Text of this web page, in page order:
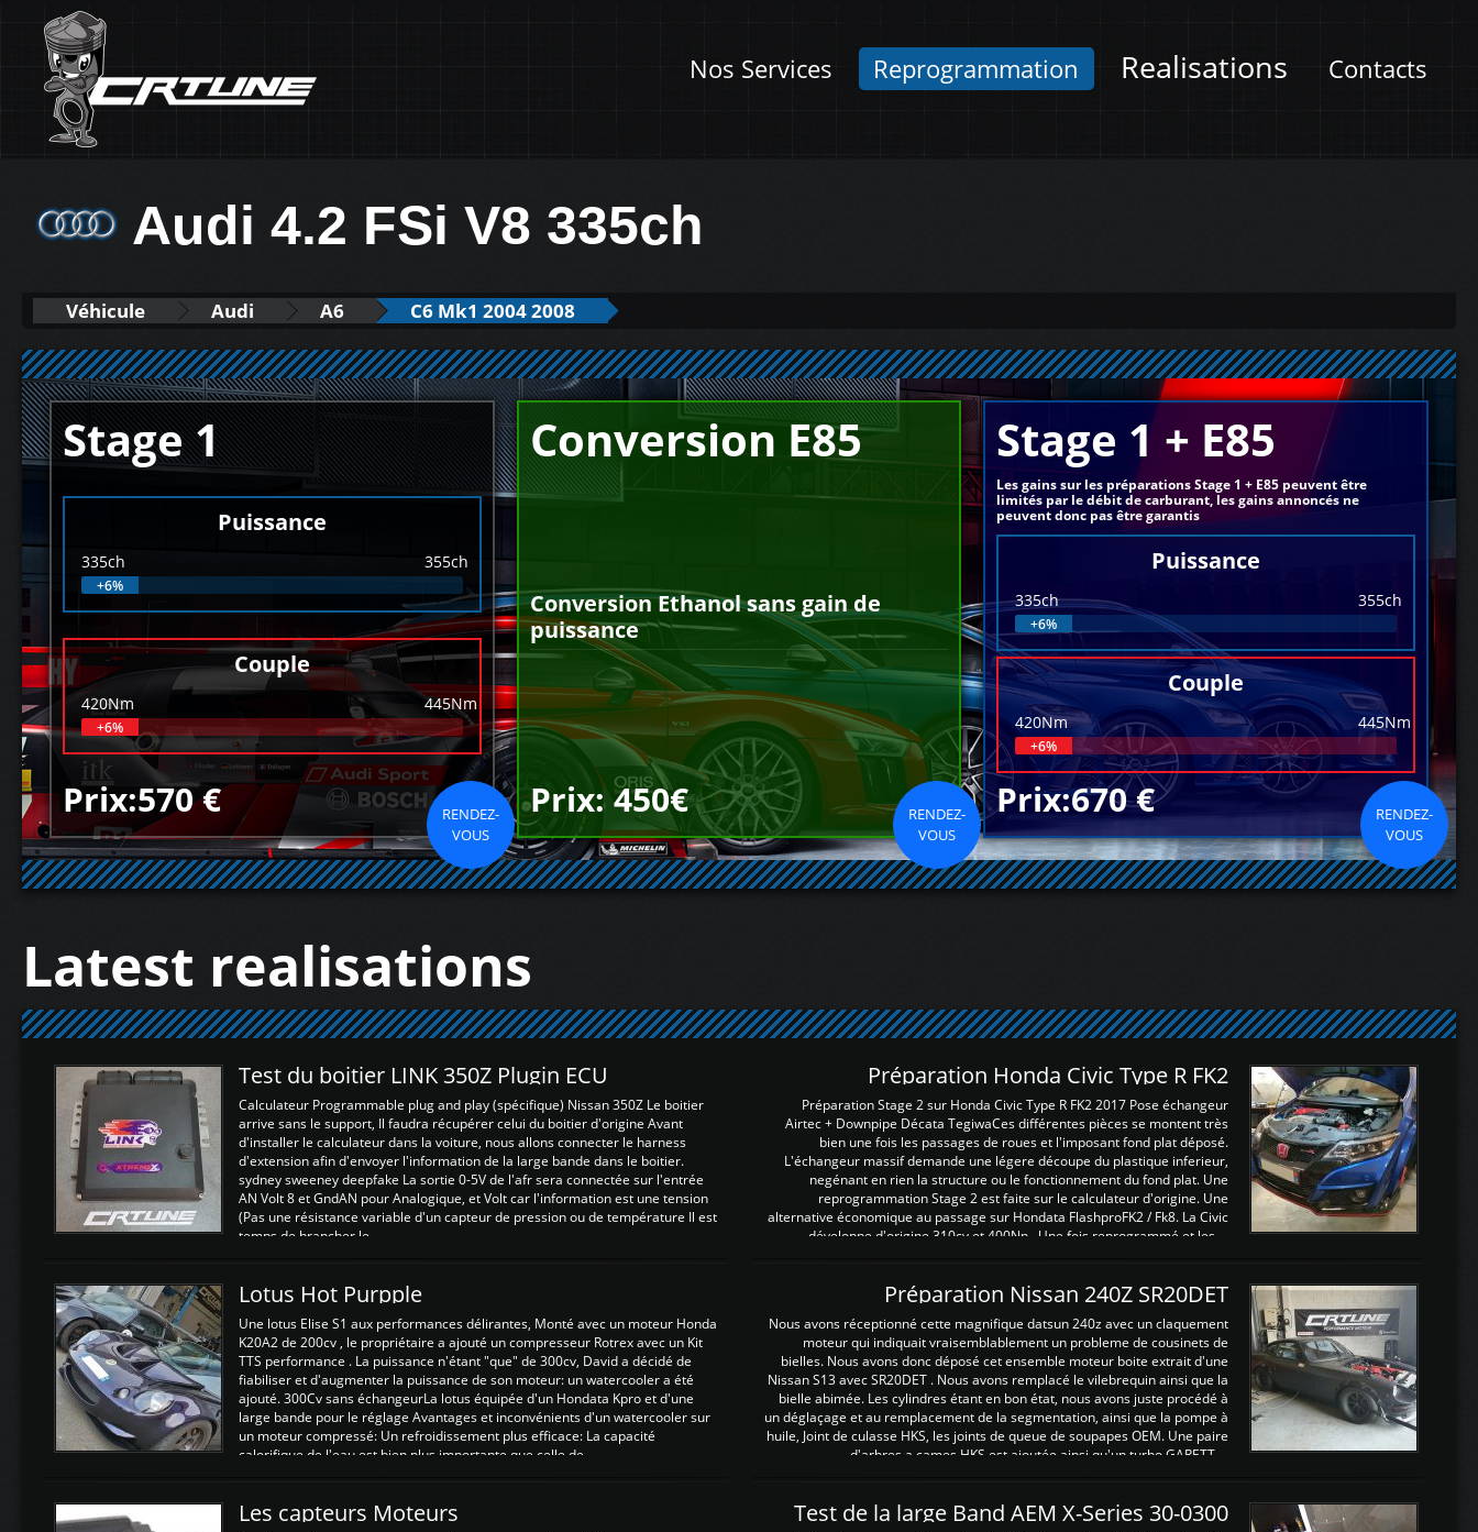
Nos Services Reprogrammation Realisations Contacts
Audi 4.2 FSi V8 335ch
Véhicule Audi A6 C6 Mk1 2004 2008
Stage 1
Puissance
335ch 355ch
+6%
Couple
420Nm 445Nm
+6%
Prix:570 €
RENDEZ-
VOUS
Conversion E85
Conversion Ethanol sans gain de
puissance
Prix: 450€
RENDEZ-
VOUS
Stage 1 + E85
Les gains sur les préparations Stage 1 + E85 peuvent être
limités par le débit de carburant, les gains annoncés ne
peuvent donc pas être garantis
Puissance
335ch 355ch
+6%
Couple
420Nm 445Nm
+6%
Prix:670 €
RENDEZ-
VOUS
Latest realisations
Test du boitier LINK 350Z Plugin ECU
Calculateur Programmable plug and play (spécifique) Nissan 350Z Le boitier
arrive sans le support, Il faudra récupérer celui du boitier d'origine Avant
d'installer le calculateur dans la voiture, nous allons connecter le harness
d'extension afin d'envoyer l'information de la large bande dans le boitier.
sydney sweeney deepfake La sortie 0-5V de l'afr sera connectée sur l'entrée
AN Volt 8 et GndAN pour Analogique, et Volt car l'information est une tension
(Pas une résistance variable d'un capteur de pression ou de température Il est
temps de brancher le ...
Préparation Honda Civic Type R FK2
Préparation Stage 2 sur Honda Civic Type R FK2 2017 Pose échangeur
Airtec + Downpipe Décata TegiwaCes différentes pièces se montent très
bien une fois les passages de roues et l'imposant fond plat déposé.
L'échangeur massif demande une légere découpe du plastique inferieur,
negénant en rien la structure ou le fonctionnement du fond plat. Une
reprogrammation Stage 2 est faite sur le calculateur d'origine. Une
alternative économique au passage sur Hondata FlashproFK2 / Fk8. La Civic
développe d'origine 310cv et 400Nn , Une fois reprogrammé et les ...
Lotus Hot Purpple
Une lotus Elise S1 aux performances délirantes, Monté avec un moteur Honda
K20A2 de 200cv , le propriétaire a ajouté un compresseur Rotrex avec un Kit
TTS performance . La puissance n'étant "que" de 300cv, David a décidé de
fiabiliser et d'augmenter la puissance de son moteur: un watercooler a été
ajouté. 300Cv sans échangeurLa lotus équipée d'un Hondata Kpro et d'une
large bande pour le réglage Avantages et inconvénients d'un watercooler sur
un moteur compressé: Un refroidissement plus efficace: La capacité
calorifique de l'eau est bien plus importante que celle de ...
Préparation Nissan 240Z SR20DET
Nous avons réceptionné cette magnifique datsun 240z avec un claquement
moteur qui indiquait vraisemblablement un probleme de cousinets de
bielles. Nous avons donc déposé cet ensemble moteur boite extrait d'une
Nissan S13 avec SR20DET . Nous avons remplacé le vilebrequin ainsi que la
bielle abimée. Les cylindres étant en bon état, nous avons juste procédé à
un déglaçage et au remplacement de la segmentation, ainsi que la pompe à
huile, Joint de culasse HKS, les joints de queue de soupapes OEM. Une paire
d'arbres a cames HKS est ajoutée ainsi qu'un turbo GARETT ...
Les capteurs Moteurs Test de la large Band AEM X-Series 30-0300